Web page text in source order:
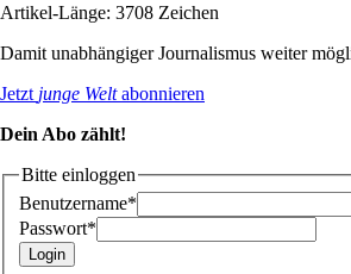
Artikel-Länge: 3708 Zeichen
Damit unabhängiger Journalismus weiter
Jetzt junge Weltabonnieren
Dein Abo zählt!
Bitte einloggen
Benutzername*
Passwort*